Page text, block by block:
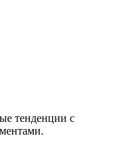
тенденции с